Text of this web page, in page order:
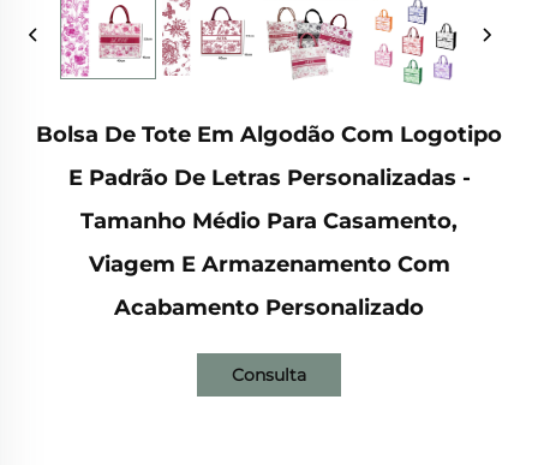
Bolsa De Tote Em Algodão Com Logotipo
E Padrão De Letras Personalizadas -
Tamanho Médio Para Casamento,
Viagem E Armazenamento Com
Acabamento Personalizado
Consulta